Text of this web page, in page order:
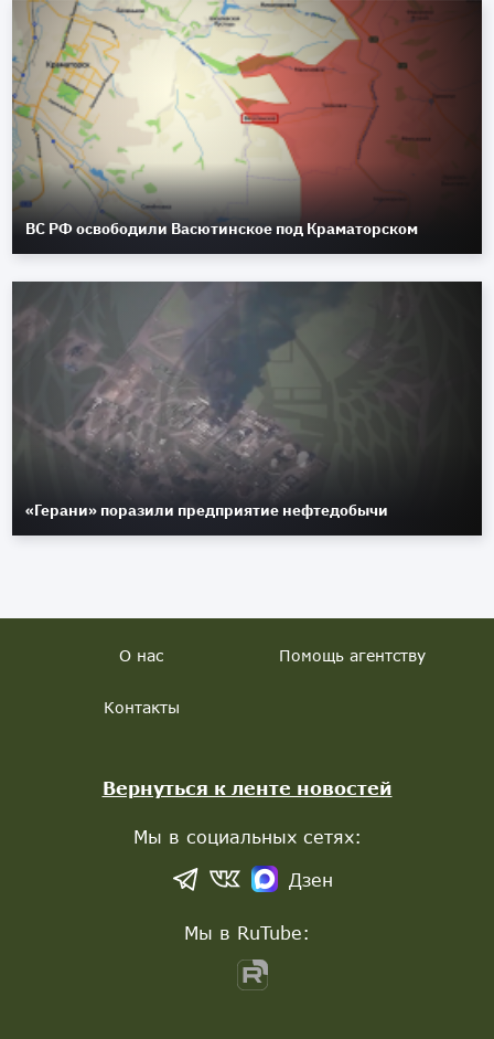
ВС РФ освободили Васютинское под Краматорском
«Герани» поразили предприятие нефтедобычи
О нас Помощь агентству
Контакты
Вернуться к ленте новостей
Мы в социальных сетях:
Дзен
Мы в RuTube: